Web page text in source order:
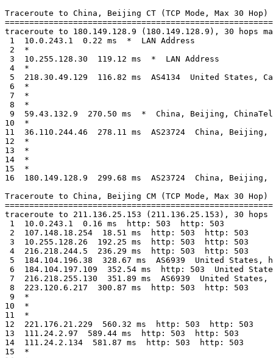
Traceroute to China, Beijing CT (TCP Mode, Max 30 Hop)
traceroute to 180.149.128.9 (180.149.128.9), 30 hops
1  10.0.243.1  0.22 ms  *  LAN Address
2  *
3  10.255.128.30  119.12 ms  *  LAN Address
4  *
5  218.30.49.129  116.82 ms  AS4134  United States,
6  *
7  *
8  *
9  59.43.132.9  270.50 ms  *  China, Beijing,
10  *
11  36.110.244.46  278.11 ms  AS23724  China, Beijing,
12  *
13  *
14  *
15  *
16  180.149.128.9  299.68 ms  AS23724  China, Beijing,
Traceroute to China, Beijing CM (TCP Mode, Max 30 Hop)
traceroute to 211.136.25.153 (211.136.25.153), 30 hops
1  10.0.243.1  0.16 ms  http: 503  http: 503
2  107.148.18.254  18.51 ms  http: 503  http: 503
3  10.255.128.26  192.25 ms  http: 503  http: 503
4  216.218.244.5  236.29 ms  http: 503  http: 503
5  184.104.196.38  328.67 ms  AS6939  United States,
6  184.104.197.109  352.54 ms  http: 503  United
7  216.218.255.130  351.89 ms  AS6939  United
8  223.120.6.217  300.87 ms  http: 503  http: 503
9  *
10  *
11  *
12  221.176.21.229  560.32 ms  http: 503  http: 503
13  111.24.2.97  589.44 ms  http: 503  http: 503
14  111.24.2.134  581.87 ms  http: 503  http: 503
15  *